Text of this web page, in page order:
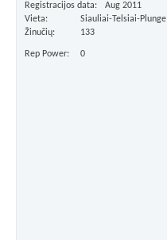
Registracijos data
Aug 2011
Vieta
Siauliai-Telsiai-Plunge
Žinučių
133
Rep Power 0